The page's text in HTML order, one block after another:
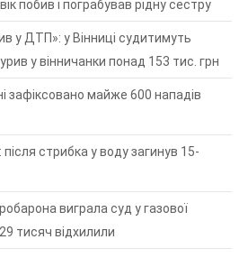
побив і пограбував рідну сестру
у ДТП»: у Вінниці судитимуть
у вінничанки понад 153 тис. грн
зафіксовано майже 600 нападів
після стрибка у воду загинув 15-
виграла суд у газової
тисяч відхилили